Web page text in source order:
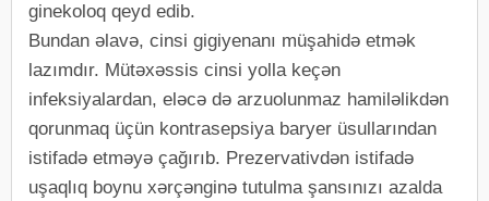
ginekoloq qeyd edib.
Bundan əlavə, cinsi gigiyenanı müşahidə etmək
lazımdır. Mütəxəssis cinsi yolla keçən
infeksiyalardan, eləcə də arzuolunmaz hamiləlikdən
qorunmaq üçün kontrasepsiya baryer üsullarından
istifadə etməyə çağırıb. Prezervativdən istifadə
uşaqlıq boynu xərçənginə tutulma şansınızı azalda